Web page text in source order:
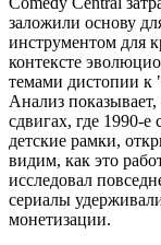
заложили основу
инструментом для
контексте
темами дистопии
Анализ
сдвигах, где 1990-
детские рамки,
видим, как это
исследовал
сериалы
монетизации.